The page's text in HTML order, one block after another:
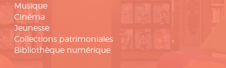
Musique
Cinéma
Jeunesse
Collections patrimoniales
Bibliothèque numérique